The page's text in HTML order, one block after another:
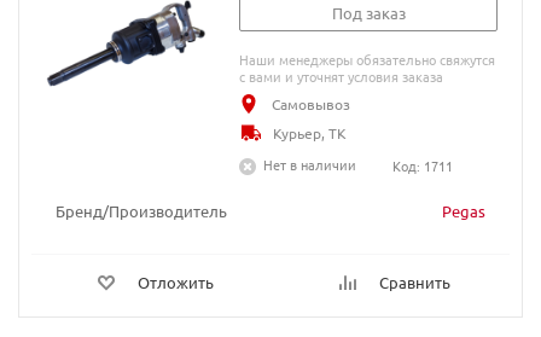
Бренд/Производитель Pegas
Отложить Сравнить
Под заказ
Наши менеджеры обязательно свяжутся
с вами и уточнят условия заказа
Самовывоз
Курьер, ТК
Нет в наличии
Код: 1711